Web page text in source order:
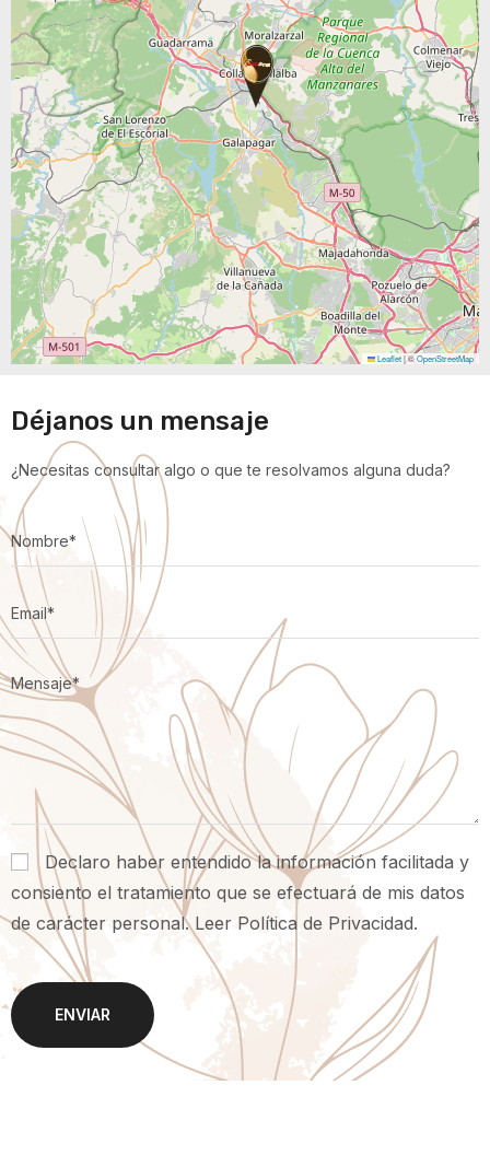
Leaflet|©OpenStreetMap
Déjanos un mensaje
¿Necesitas consultar algo o que te resolvamos alguna duda?
Declaro haber entendido la información facilitada y
consiento el tratamiento que se efectuará de mis datos
de carácter personal.Leer Política de Privacidad.